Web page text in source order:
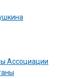
Ассоциации